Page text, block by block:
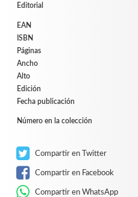
Editorial
EAN
ISBN
Páginas
Ancho
Alto
Edición
Fecha publicación
Número en la colección
Compartir en Twitter
Compartir en Facebook
Compartir en WhatsApp